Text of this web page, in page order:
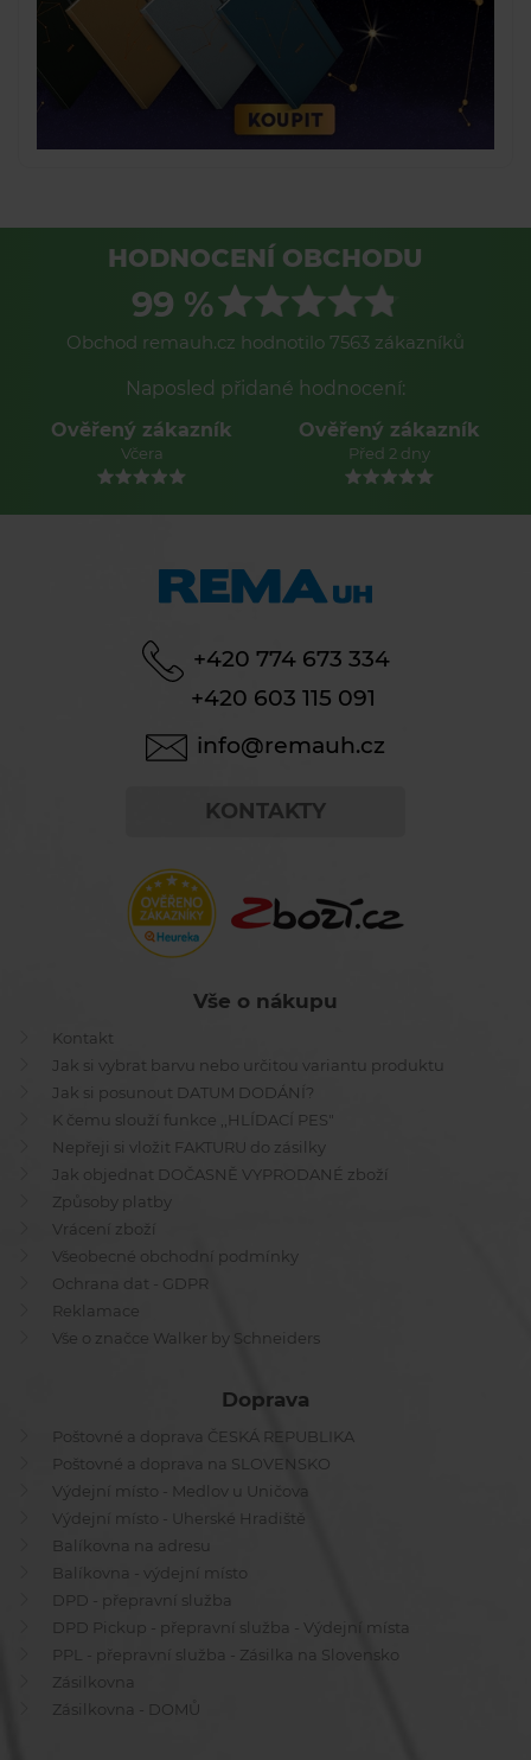
HODNOCENÍ OBCHODU
99 %
Obchod remauh.cz hodnotilo 7563 zákazníků
Naposled přidané hodnocení:
Ověřený zákazník
Včera
Ověřený zákazník
Před 2 dny
+420 774 673 334
+420 603 115 091
info@remauh.cz
KONTAKTY
Vše o nákupu
Kontakt
Jak si vybrat barvu nebo určitou variantu produktu
Jak si posunout DATUM DODÁNÍ?
K čemu slouží funkce ,,HLÍDACÍ PES"
Nepřeji si vložit FAKTURU do zásilky
Jak objednat DOČASNĚ VYPRODANÉ zboží
Způsoby platby
Vrácení zboží
Všeobecné obchodní podmínky
Ochrana dat - GDPR
Reklamace
Vše o značce Walker by Schneiders
Doprava
Poštovné a doprava ČESKÁ REPUBLIKA
Poštovné a doprava na SLOVENSKO
Výdejní místo - Medlov u Uničova
Výdejní místo - Uherské Hradiště
Balíkovna na adresu
Balíkovna - výdejní místo
DPD - přepravní služba
DPD Pickup - přepravní služba - Výdejní místa
PPL - přepravní služba - Zásilka na Slovensko
Zásilkovna
Zásilkovna - DOMŮ